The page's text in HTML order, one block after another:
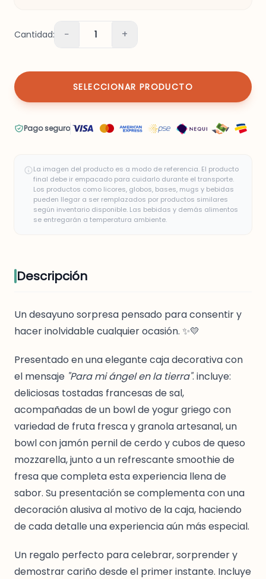
Cantidad: − 1 +
SELECCIONAR PRODUCTO
Pago seguro
La imagen del producto es a modo de referencia. El producto
final debe ir empacado para cuidarlo durante el transporte.
Los productos como licores, globos, bases, mugs y bebidas
pueden llegar a ser remplazados por productos similares
según inventario disponible. Las bebidas y demás alimentos
se entregarán a temperatura ambiente.
Descripción
Un desayuno sorpresa pensado para consentir y
hacer inolvidable cualquier ocasión. ✨💛
Presentado en una elegante caja decorativa con
el mensaje "Para mi ángel en la tierra". incluye:
deliciosas tostadas francesas de sal,
acompañadas de un bowl de yogur griego con
variedad de fruta fresca y granola artesanal, un
bowl con jamón pernil de cerdo y cubos de queso
mozzarella, junto a un refrescante smoothie de
fresa que completa esta experiencia llena de
sabor. Su presentación se complementa con una
decoración alusiva al motivo de la caja, haciendo
de cada detalle una experiencia aún más especial.
Un regalo perfecto para celebrar, sorprender y
demostrar cariño desde el primer instante. Incluye